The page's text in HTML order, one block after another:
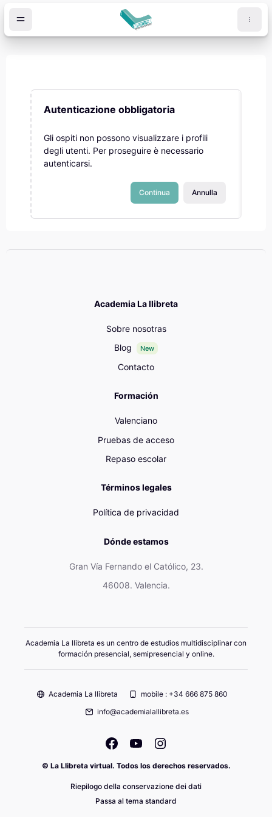
Autenticazione obbligatoria
Gli ospiti non possono visualizzare i profili
degli utenti. Per proseguire è necessario
autenticarsi.
Annulla
Continua
Academia La llibreta
Sobre nosotras
Blog
New
Contacto
Formación
Valenciano
Pruebas de acceso
Repaso escolar
Términos legales
Política de privacidad
Dónde estamos
Gran Vía Fernando el Católico, 23.
46008. Valencia.
Academia La llibreta es un centro de estudios multidisciplinar con
formación presencial, semipresencial y online.
Academia La llibreta
mobile : +34 666 875 860
info@academialallibreta.es
© La Llibreta virtual. Todos los derechos reservados.
Riepilogo della conservazione dei dati
Passa al tema standard